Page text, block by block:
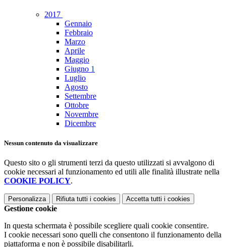
2017
Gennaio
Febbraio
Marzo
Aprile
Maggio
Giugno 1
Luglio
Agosto
Settembre
Ottobre
Novembre
Dicembre
Nessun contenuto da visualizzare
Questo sito o gli strumenti terzi da questo utilizzati si avvalgono di
cookie necessari al funzionamento ed utili alle finalità illustrate nella
COOKIE POLICY.
Personalizza Rifiuta tutti i cookies Accetta tutti i cookies
Gestione cookie
In questa schermata è possibile scegliere quali cookie consentire.
I cookie necessari sono quelli che consentono il funzionamento della
piattaforma e non è possibile disabilitarli.